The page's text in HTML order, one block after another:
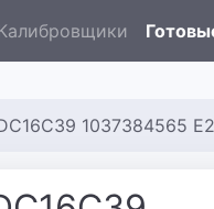
1037384565